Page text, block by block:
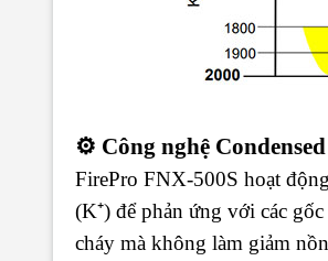
⚙️ Công nghệ
FirePro FNX-500S hoạt
(K⁺) để phản ứng với các
cháy mà không làm giảm